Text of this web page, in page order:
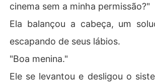
cinema sem a minha permissão?"
Ela balançou a cabeça, um
escapando de seus lábios.
"Boa menina."
Ele se levantou e desligou o